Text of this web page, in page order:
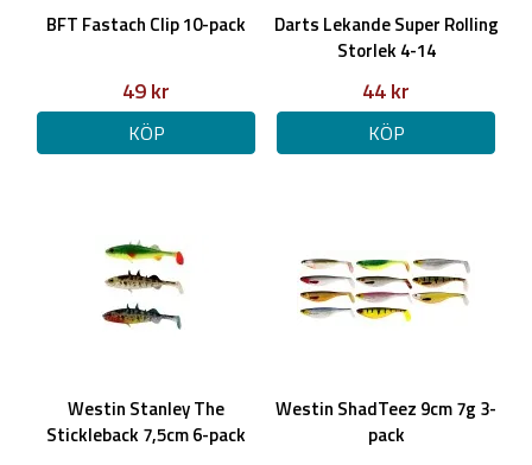
BFT Fastach Clip 10-pack
49 kr
KÖP
Darts Lekande Super Rolling
Storlek 4-14
44 kr
KÖP
Westin Stanley The
Stickleback 7,5cm 6-pack
Westin ShadTeez 9cm 7g 3-
pack